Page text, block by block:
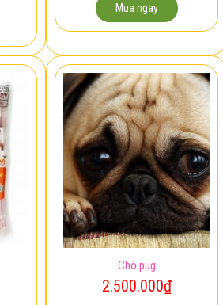
Mua ngay
Chó pug
2.500.000₫